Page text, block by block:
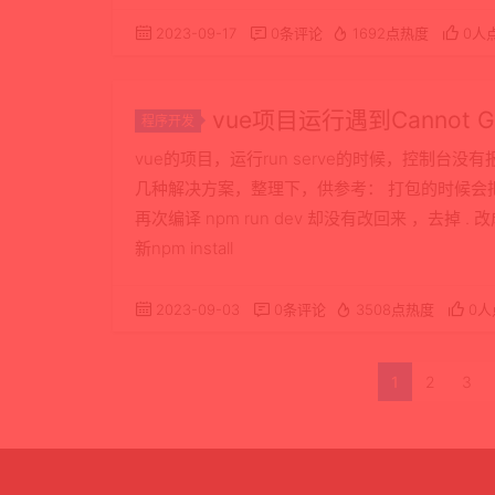
2023-09-17 0条评论 1692点热度 0人
程序开发 vue项目运行遇到Cannot
vue的项目，运行run serve的时候，控制台没
几种解决方案，整理下，供参考： 打包的时候
再次编译 npm run dev 却没有改回来 ，去掉 .
新npm install
2023-09-03 0条评论 3508点热度 0人
1